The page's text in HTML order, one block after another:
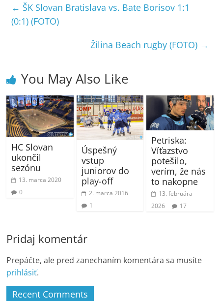
← ŠK Slovan Bratislava vs. Bate Borisov 1:1
(0:1) (FOTO)
Žilina Beach rugby (FOTO) →
You May Also Like
HC Slovan
ukončil
sezónu
13. marca 2020
0
Úspešný
vstup
juniorov do
play-off
2. marca 2016
1
Petriska:
Víťazstvo
potešilo,
verím, že nás
to nakopne
13. februára
2026
17
Pridaj komentár
Prepáčte, ale pred zanechaním komentára sa musíte
prihlásiť.
Recent Comments